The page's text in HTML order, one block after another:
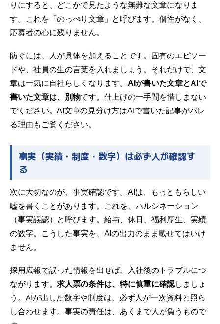
りにすると、どこかで見たような無難な文章になりま
す。これを「のっぺり文章」と呼びます。個性がなく、
応募者の心に残りません。
防ぐには、人が具体を加えることです。固有のエピソー
ドや、社員の生の言葉を入れましょう。それだけで、文
章は一気に自社らしくなります。 AIが書いた文章とAIで
書いた文章は、別物です。仕上げの一手間を惜しまない
でください。AI文章の見分け方はAIで書いた記事がバレ
る理由 もご覧ください。
事実（実績・制度・数字）は必ず人が確認す
る
次に大切なのが、事実確認です。AIは、もっともらしい
嘘を書くことがあります。これを、ハルシネーション
（事実誤認）と呼びます。給与、休日、福利厚生、実績
の数字。こうした事実を、AIの出力のまま載せてはいけ
ません。
採用広報で誤った情報を出せば、入社後のトラブルにつ
ながります。 求人票の条件は、特に慎重に確認しましょ
う。AIが出した数字や制度は、必ず人が一次資料と照ら
し合わせます。事実の責任は、あくまで人が負うもので